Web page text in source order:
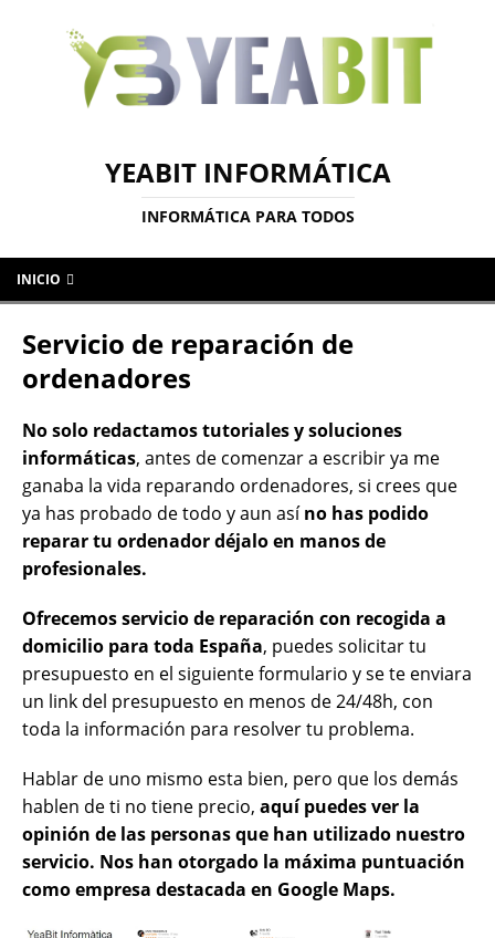
YEABIT INFORMÁTICA
INFORMÁTICA PARA TODOS
INICIO
Servicio de reparación de
ordenadores
No solo redactamos tutoriales y soluciones
informáticas, antes de comenzar a escribir ya me
ganaba la vida reparando ordenadores, si crees que
ya has probado de todo y aun asíno has podido
reparar tu ordenador déjalo en manos de
profesionales.
Ofrecemos servicio de reparación con recogida a
domicilio para toda España, puedes solicitar tu
presupuesto en el siguiente formulario y se te enviara
un link del presupuesto en menos de 24/48h, con
toda la información para resolver tu problema.
Hablar de uno mismo esta bien, pero que los demás
hablen de ti no tiene precio, aquí puedes ver la
opinión de las personas que han utilizado nuestro
servicio. Nos han otorgado la máxima puntuación
como empresa destacada en Google Maps.